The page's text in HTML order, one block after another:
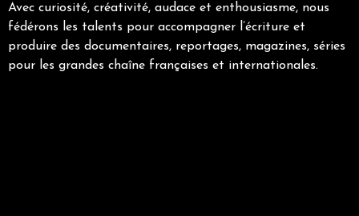
Avec curiosité, créativité, audace et enthousiasme, nous
fédérons les talents pour accompagner l’écriture et
produire des documentaires, reportages, magazines, séries
pour les grandes chaîne françaises et internationales.